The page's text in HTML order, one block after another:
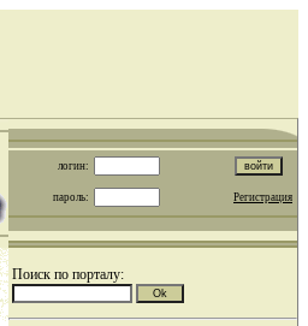
логин:
пароль: Регистрация
Поиск по порталу: